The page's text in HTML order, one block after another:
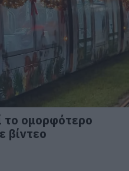
το ομορφότερο
βίντεο